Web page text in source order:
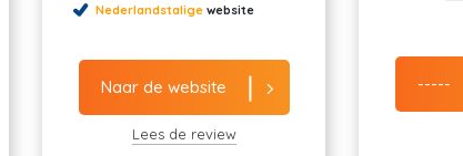
Nederlandstaligewebsite
Naar de website
Lees de review
-----